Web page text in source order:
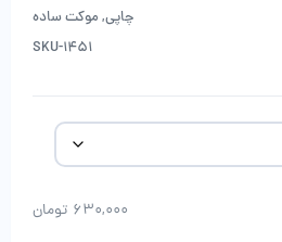
چاپی, موکت ساده
SKU-1451
630,000 تومان